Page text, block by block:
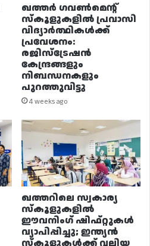
ഖത്തർ ഗവൺമെന്റ്
സ്കൂളുകളിൽ പ്രവാസി
വിദ്യാർത്ഥികൾക്ക്
പ്രവേശനം:
രജിസ്ട്രേഷൻ
കേന്ദ്രങ്ങളും
നിബന്ധനകളും
പുറത്തുവിട്ടു
4 weeks ago
ഖത്തറിലെ സ്വകാര്യ
സ്കൂളുകളിൽ
ഈവനിംഗ് ഷിഫ്റ്റുകൾ
വ്യാപിപ്പിച്ചു; ഇന്ത്യൻ